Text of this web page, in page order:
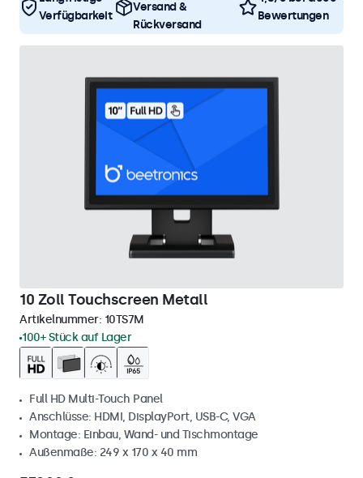
Verfügbarkeit
Versand &
Rückversand
Bewertungen
10 Zoll Touchscreen Metall
Artikelnummer: 10TS7M
100+ Stück auf Lager
Full HD Multi-Touch Panel
Anschlüsse: HDMI, DisplayPort, USB-C, VGA
Montage: Einbau, Wand- und Tischmontage
Außenmaße: 249 x 170 x 40 mm